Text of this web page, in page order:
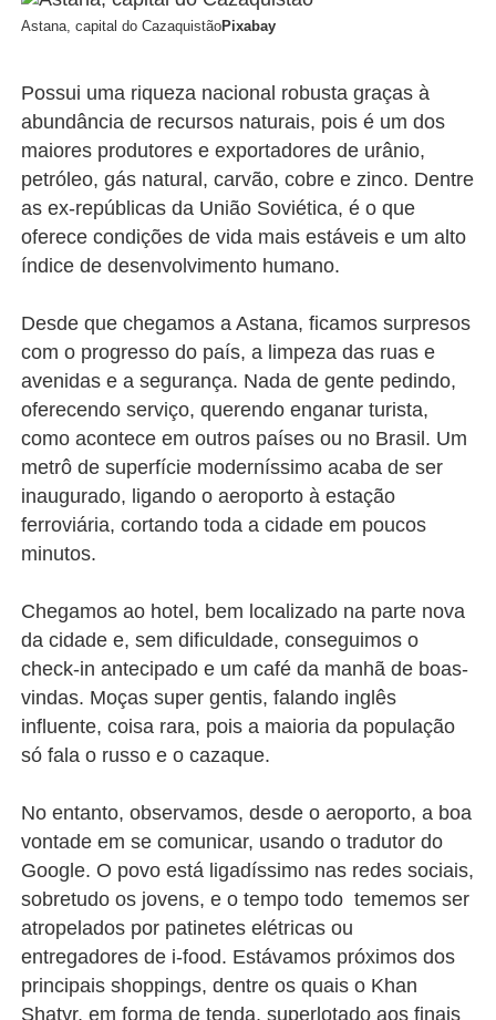
Astana, capital do CazaquistãoPixabay
Possui uma riqueza nacional robusta graças à
abundância de recursos naturais, pois é um dos
maiores produtores e exportadores de urânio,
petróleo, gás natural, carvão, cobre e zinco. Dentre
as ex-repúblicas da União Soviética, é o que
oferece condições de vida mais estáveis e um alto
índice de desenvolvimento humano.
Desde que chegamos a Astana, ficamos surpresos
com o progresso do país, a limpeza das ruas e
avenidas e a segurança. Nada de gente pedindo,
oferecendo serviço, querendo enganar turista,
como acontece em outros países ou no Brasil. Um
metrô de superfície moderníssimo acaba de ser
inaugurado, ligando o aeroporto à estação
ferroviária, cortando toda a cidade em poucos
minutos.
Chegamos ao hotel, bem localizado na parte nova
da cidade e, sem dificuldade, conseguimos o
check-in antecipado e um café da manhã de boas-
vindas. Moças super gentis, falando inglês
influente, coisa rara, pois a maioria da população
só fala o russo e o cazaque.
No entanto, observamos, desde o aeroporto, a boa
vontade em se comunicar, usando o tradutor do
Google. O povo está ligadíssimo nas redes sociais,
sobretudo os jovens, e o tempo todo tememos ser
atropelados por patinetes elétricas ou
entregadores de i-food. Estávamos próximos dos
principais shoppings, dentre os quais o Khan
Shatyr, em forma de tenda, superlotado aos finais